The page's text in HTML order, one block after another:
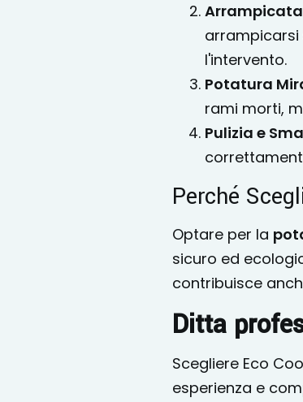
arrampicarsi
l'intervento.
Potatura
rami morti,
Pulizia e
Perché
Optare per la
sicuro ed
contribuisce
Ditta
Scegliere Eco
esperienza e